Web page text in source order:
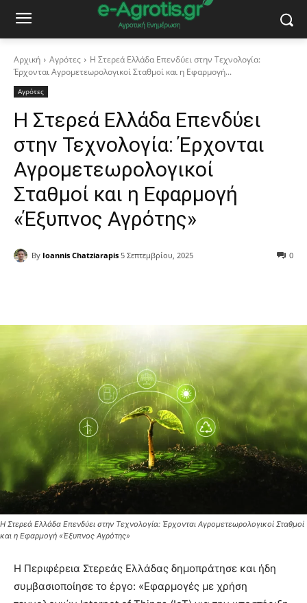
Αρχική Αγρότες
Η Στερεά Ελλάδα Επενδύει στην Τεχνολογία:
Έρχονται Αγρομετεωρολογικοί Σταθμοί και η Εφαρμογή...
Αγρότες
Η Στερεά Ελλάδα Επενδύει
στην Τεχνολογία: Έρχονται
Αγρομετεωρολογικοί
Σταθμοί και η Εφαρμογή
«Έξυπνος Αγρότης»
By Ioannis Chatziarapis 5 Σεπτεμβρίου, 2025 0
Η Στερεά Ελλάδα Επενδύει στην Τεχνολογία: Έρχονται Αγρομετεωρολογικοί Σταθμοί
και η Εφαρμογή «Έξυπνος Αγρότης»
Η Περιφέρεια Στερεάς Ελλάδας δημοπράτησε και ήδη
συμβασιοποίησε το έργο: «Εφαρμογές με χρήση